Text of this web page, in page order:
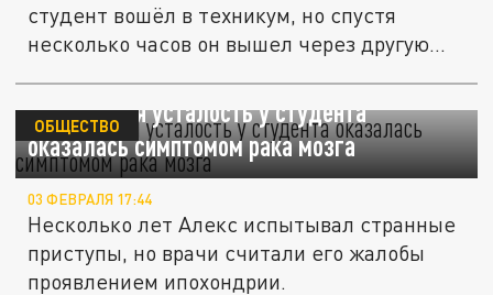
студент вошёл в техникум, но спустя
несколько часов он вышел через другую...
Сильнейшая усталость у студента
оказалась симптомом рака мозга
ОБЩЕСТВО
03 ФЕВРАЛЯ 17:44
Несколько лет Алекс испытывал странные
приступы, но врачи считали его жалобы
проявлением ипохондрии.